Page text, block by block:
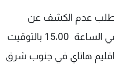
طلب عدم الكشف عن
هويته ان القذيفة سقطت في الساعة 15،00 بالتوقيت
هاتاي في جنوب شرق